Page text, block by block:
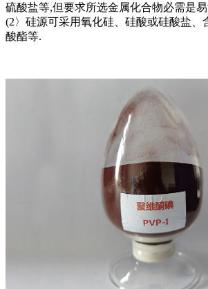
硫酸盐等,但要求所选金属化合物必需是
(2〉硅源可采用氧化硅、硅酸或硅酸盐、
酸酯等.